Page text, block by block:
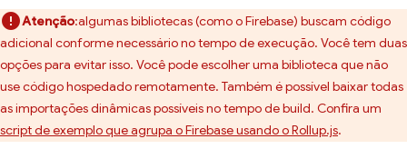
Atenção:algumas bibliotecas (como o Firebase) buscam código
adicional conforme necessário no tempo de execução. Você tem duas
opções para evitar isso. Você pode escolher uma biblioteca que não
use código hospedado remotamente. Também é possível baixar todas
as importações dinâmicas possíveis no tempo de build. Confira um
script de exemplo que agrupa o Firebase usando o Rollup.js.